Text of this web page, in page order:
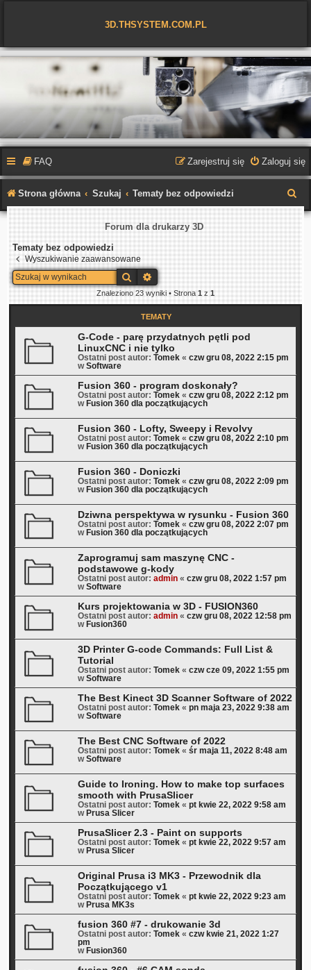
3D.THSYSTEM.COM.PL
FAQ Zaloguj się
Zarejestruj się
Strona główna Szukaj Tematy bez odpowiedzi
z
Forum dla drukarzy 3D
Tematy bez odpowiedzi
Wyszukiwanie zaawansowane
Szukaj
Znaleziono 23 wyniki • Strona 1 z 1
TEMATY
G-Code - parę przydatnych pętli pod
LinuxCNC i nie tylko
Ostatni post autor: Tomek« czw gru 08, 2022 2:15 pm
wSoftware
Fusion 360 - program doskonały?
Ostatni post autor: Tomek« czw gru 08, 2022 2:12 pm
w Fusion 360 dla początkujących
Fusion 360 - Lofty, Sweepy i Revolvy
Ostatni post autor: Tomek« czw gru 08, 2022 2:10 pm
w Fusion 360 dla początkujących
Fusion 360 - Doniczki
Ostatni post autor: Tomek« czw gru 08, 2022 2:09 pm
w Fusion 360 dla początkujących
Dziwna perspektywa w rysunku - Fusion 360
Ostatni post autor: Tomek« czw gru 08, 2022 2:07 pm
w Fusion 360 dla początkujących
Zaprogramuj sam maszynę CNC -
podstawowe g-kody
Ostatni post autor: admin« czw gru 08, 2022 1:57 pm
wSoftware
Kurs projektowania w 3D - FUSION360
Ostatni post autor: admin« czw gru 08, 2022 12:58 pm
w Fusion360
3D Printer G-code Commands: Full List &
Tutorial
Ostatni post autor: Tomek« czw cze 09, 2022 1:55 pm
wSoftware
The Best Kinect 3D Scanner Software of 2022
Ostatni post autor: Tomek« pn maja 23, 2022 9:38 am
wSoftware
The Best CNC Software of 2022
Ostatni post autor: Tomek« śr maja 11, 2022 8:48 am
wSoftware
Guide to Ironing. How to make top surfaces
smooth with PrusaSlicer
Ostatni post autor: Tomek« pt kwie 22, 2022 9:58 am
w Prusa Slicer
PrusaSlicer 2.3 - Paint on supports
Ostatni post autor: Tomek« pt kwie 22, 2022 9:57 am
w Prusa Slicer
Original Prusa i3 MK3 - Przewodnik dla
Początkującego v1
Ostatni post autor: Tomek« pt kwie 22, 2022 9:23 am
w Prusa MK3s
fusion 360 #7 - drukowanie 3d
Ostatni post autor: Tomek« czw kwie 21, 2022 1:27
pm
w Fusion360